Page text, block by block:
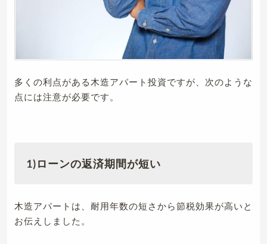
多くの利点がある木造アパート投資ですが、次のような
点には注意が必要です。
1)ローンの返済期間が短い
木造アパートは、耐用年数の短さから節税効果が高いと
お伝えしました。